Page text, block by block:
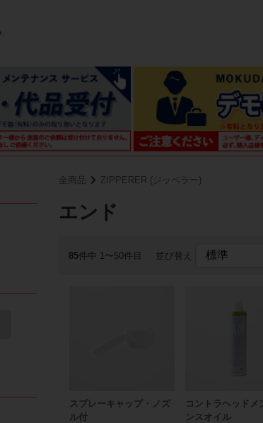
全商品 ZIPPERER (ジッペラー)
エンド
85件中 1〜50件目 並び替え
スプレーキャップ・ノズ
ル付
コントラヘッドメ
ンスオイル